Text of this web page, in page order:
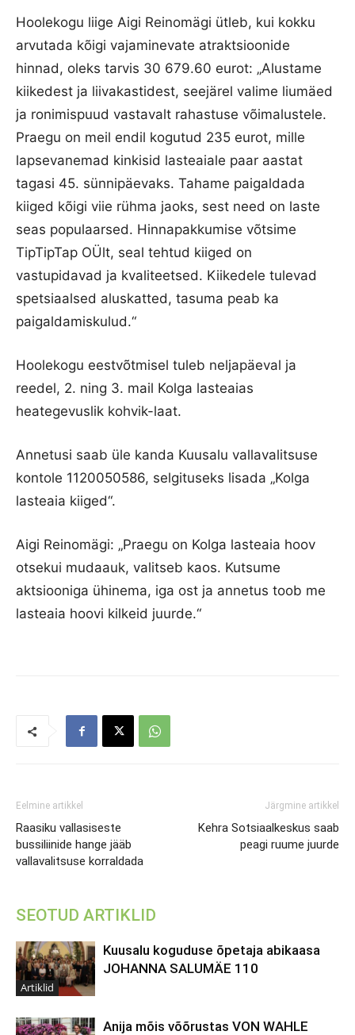
Hoolekogu liige Aigi Reinomägi ütleb, kui kokku
arvutada kõigi vajaminevate atraktsioonide
hinnad, oleks tarvis 30 679.60 eurot: „Alustame
kiikedest ja liivakastidest, seejärel valime liumäed
ja ronimispuud vastavalt rahastuse võimalustele.
Praegu on meil endil kogutud 235 eurot, mille
lapsevanemad kinkisid lasteaiale paar aastat
tagasi 45. sünnipäevaks. Tahame paigaldada
kiiged kõigi viie rühma jaoks, sest need on laste
seas populaarsed. Hinnapakkumise võtsime
TipTipTap OÜlt, seal tehtud kiiged on
vastupidavad ja kvaliteetsed. Kiikedele tulevad
spetsiaalsed aluskatted, tasuma peab ka
paigaldamiskulud.“
Hoolekogu eestvõtmisel tuleb neljapäeval ja
reedel, 2. ning 3. mail Kolga lasteaias
heategevuslik kohvik-laat.
Annetusi saab üle kanda Kuusalu vallavalitsuse
kontole 1120050586, selgituseks lisada „Kolga
lasteaia kiiged“.
Aigi Reinomägi: „Praegu on Kolga lasteaia hoov
otsekui mudaauk, valitseb kaos. Kutsume
aktsiooniga ühinema, iga ost ja annetus toob me
lasteaia hoovi kilkeid juurde.“
Eelmine artikkel
Raasiku vallasiseste
bussiliinide hange jääb
vallavalitsuse korraldada
Järgmine artikkel
Kehra Sotsiaalkeskus saab
peagi ruume juurde
SEOTUD ARTIKLID
Artiklid
Kuusalu koguduse õpetaja abikaasa
JOHANNA SALUMÄE 110
Anija mõis võõrustas VON WAHLE